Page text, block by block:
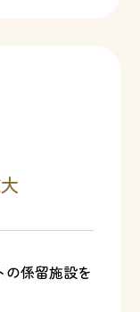
の係留施設を